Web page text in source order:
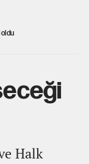
oldu
Halk